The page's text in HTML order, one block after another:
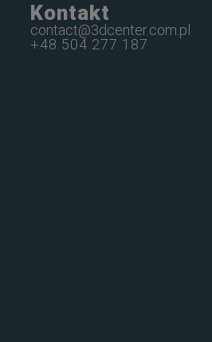
Kontakt
contact@3dcenter.com.pl
+48 504 277 187